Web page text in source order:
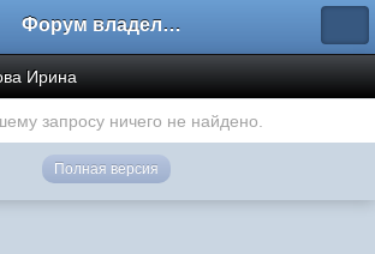
Форум владельцев интернет-магазинов
Ирина
запросу ничего не найдено.
Полная версия